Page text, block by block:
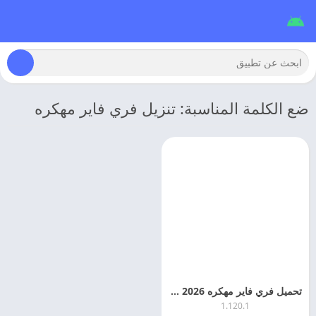
ضع الكلمة المناسبة: تنزيل فري فاير مهكره
تحميل فري فاير مهكره 2026 Free Fire APK التحديث الجديد
1.120.1